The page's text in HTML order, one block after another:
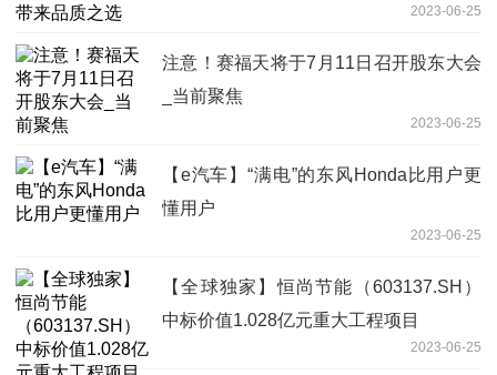
2023-06-25
注意！赛福天将于7月11日召开股东大会
_当前聚焦
2023-06-25
【e汽车】“满电”的东风Honda比用户更
懂用户
2023-06-25
【全球独家】恒尚节能（603137.SH）
中标价值1.028亿元重大工程项目
2023-06-25